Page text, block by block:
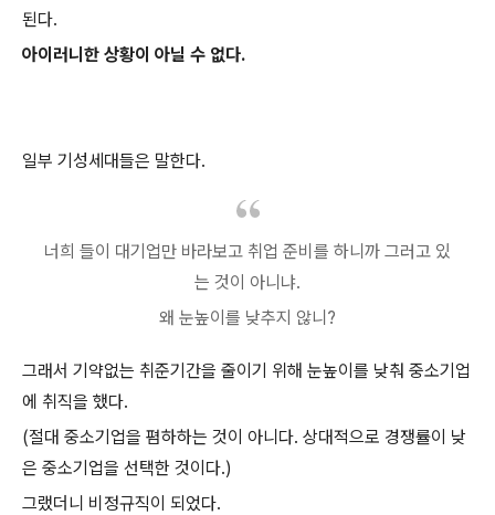
된다.
아이러니한 상황이 아닐 수 없다.
일부 기성세대들은 말한다.
너희 들이 대기업만 바라보고 취업 준비를 하니까 그러고 있
는 것이 아니냐.
왜 눈높이를 낮추지 않니?
그래서 기약없는 취준기간을 줄이기 위해 눈높이를 낮춰 중소기업
에 취직을 했다.
(절대 중소기업을 폄하하는 것이 아니다. 상대적으로 경쟁률이 낮
은 중소기업을 선택한 것이다.)
그랬더니 비정규직이 되었다.